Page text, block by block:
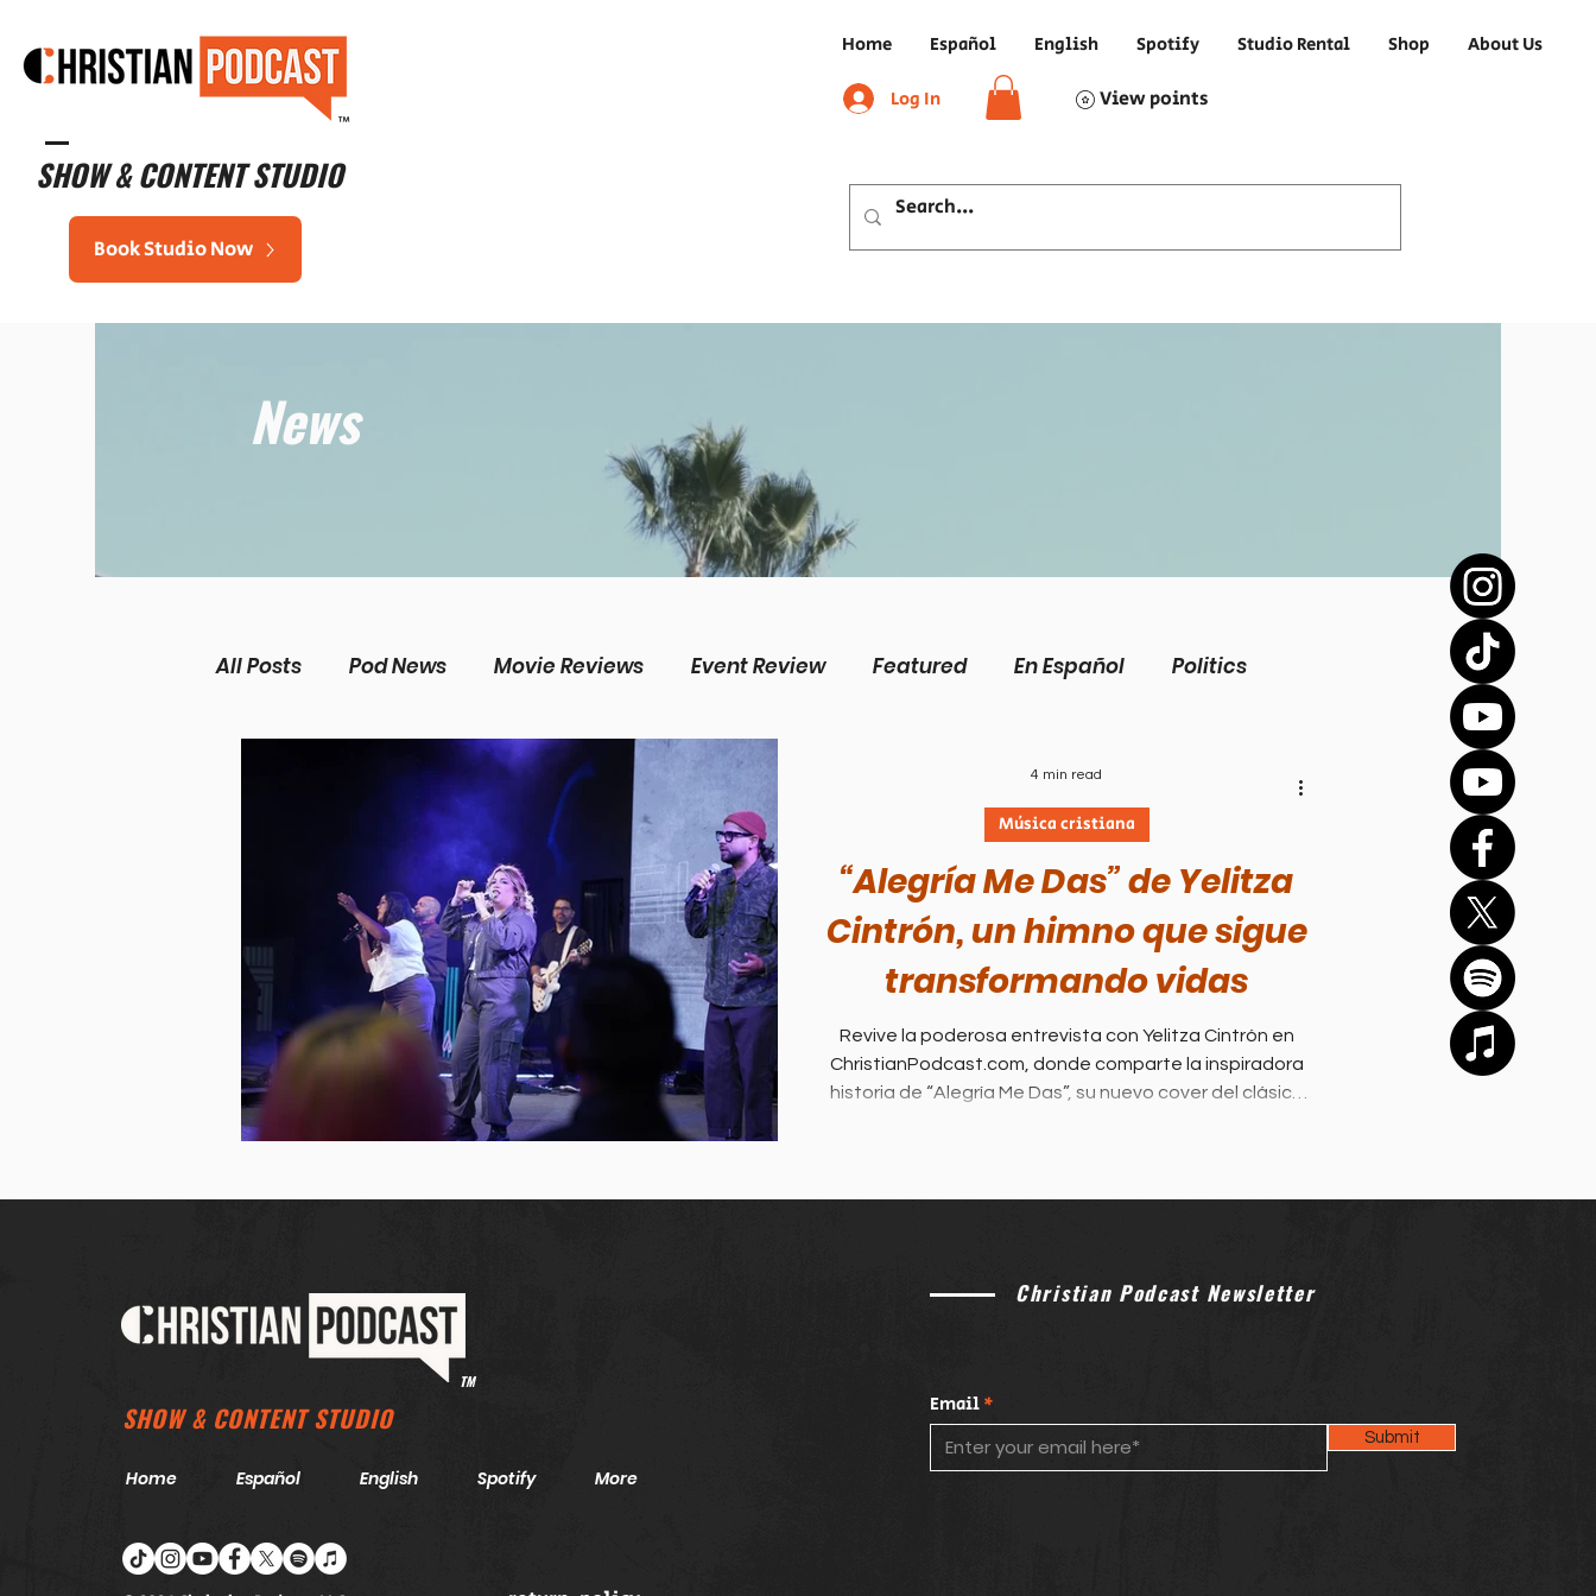
™
SHOW & CONTENT STUDIO
Book Studio Now
Home Español English Spotify Studio Rental Shop About Us
Log In View points
News
All Posts Pod News Movie Reviews Event Review Featured En Español Politics
Music News CP Plus English
Christian living Women's Topics Science/Creation
Theological Issues Men's Topics Doctrine Music Business Health
Película Cristiana Missions Música cristiana La Sala Estudio Bíblico Sports
“Alegría Me Das” de Yelitza
Cintrón, un himno que sigue
transformando vidas
Revive la poderosa entrevista con Yelitza Cintrón en
ChristianPodcast.com, donde comparte la inspiradora
historia de “Alegría Me Das”, su nuevo cover del clásico
Música cristiana
4 min read
TM
SHOW & CONTENT STUDIO
Home Español English Spotify More
Christian Podcast Newsletter
Email
Submit